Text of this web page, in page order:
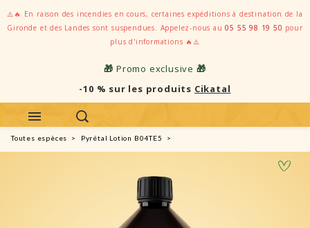
⚠️🔥 En raison des incendies en cours, certaines expéditions à destination de la
Gironde et des Landes sont suspendues. Appelez-nous au05 55 98 19 50 pour
plus d'informations 🔥⚠️
🎁 Promo exclusive 🎁
-10 % sur les produits Cikatal
Toutes espèces Pyrétal Lotion B04TE5